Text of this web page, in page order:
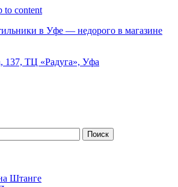
to content
в Уфе — недорого в магазине
137, ТЦ «Радуга», Уфа
Штанге